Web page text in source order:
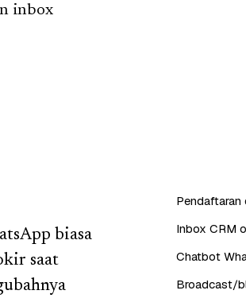
inbox
biasa
saat
Pendaftaran
Inbox CRM
Chatbot
Broadcast/